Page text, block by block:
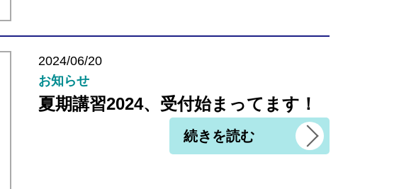
2024/06/20
お知らせ
夏期講習2024、受付始まってます！
続きを読む